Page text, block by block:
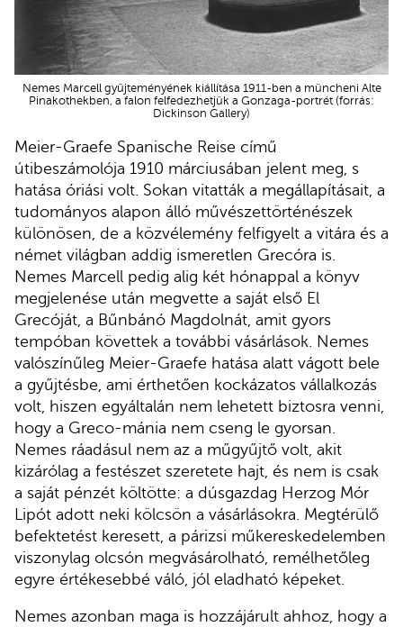
Nemes Marcell gyűjteményének kiállítása 1911-ben a müncheni Alte
Pinakothekben, a falon felfedezhetjük a Gonzaga-portrét (forrás:
Dickinson Gallery)
Meier-Graefe Spanische Reise című
útibeszámolója 1910 márciusában jelent meg, s
hatása óriási volt. Sokan vitatták a megállapításait, a
tudományos alapon álló művészettörténészek
különösen, de a közvélemény felfigyelt a vitára és a
német világban addig ismeretlen Grecóra is.
Nemes Marcell pedig alig két hónappal a könyv
megjelenése után megvette a saját első El
Grecóját, a Bűnbánó Magdolnát, amit gyors
tempóban követtek a további vásárlások. Nemes
valószínűleg Meier-Graefe hatása alatt vágott bele
a gyűjtésbe, ami érthetően kockázatos vállalkozás
volt, hiszen egyáltalán nem lehetett biztosra venni,
hogy a Greco-mánia nem cseng le gyorsan.
Nemes ráadásul nem az a műgyűjtő volt, akit
kizárólag a festészet szeretete hajt, és nem is csak
a saját pénzét költötte: a dúsgazdag Herzog Mór
Lipót adott neki kölcsön a vásárlásokra. Megtérülő
befektetést keresett, a párizsi műkereskedelemben
viszonylag olcsón megvásárolható, remélhetőleg
egyre értékesebbé váló, jól eladható képeket.
Nemes azonban maga is hozzájárult ahhoz, hogy a